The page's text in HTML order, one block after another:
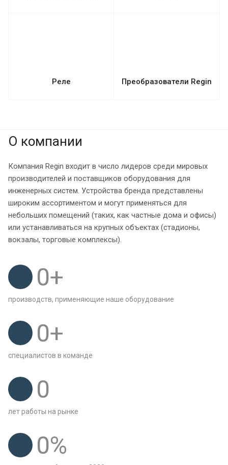
Реле Преобразователи Regin
О компании
Компания Regin входит в число лидеров среди мировых
производителей и поставщиков оборудования для
инженерных систем. Устройства бренда представлены
широким ассортиментом и могут применяться для
небольших помещений (таких, как частные дома и офисы)
или устанавливаться на крупных объектах (стадионы,
вокзалы, торговые комплексы).
0+
производств, применяющие наше оборудование
0+
специалистов в команде
0
лет работы на рынке
0%